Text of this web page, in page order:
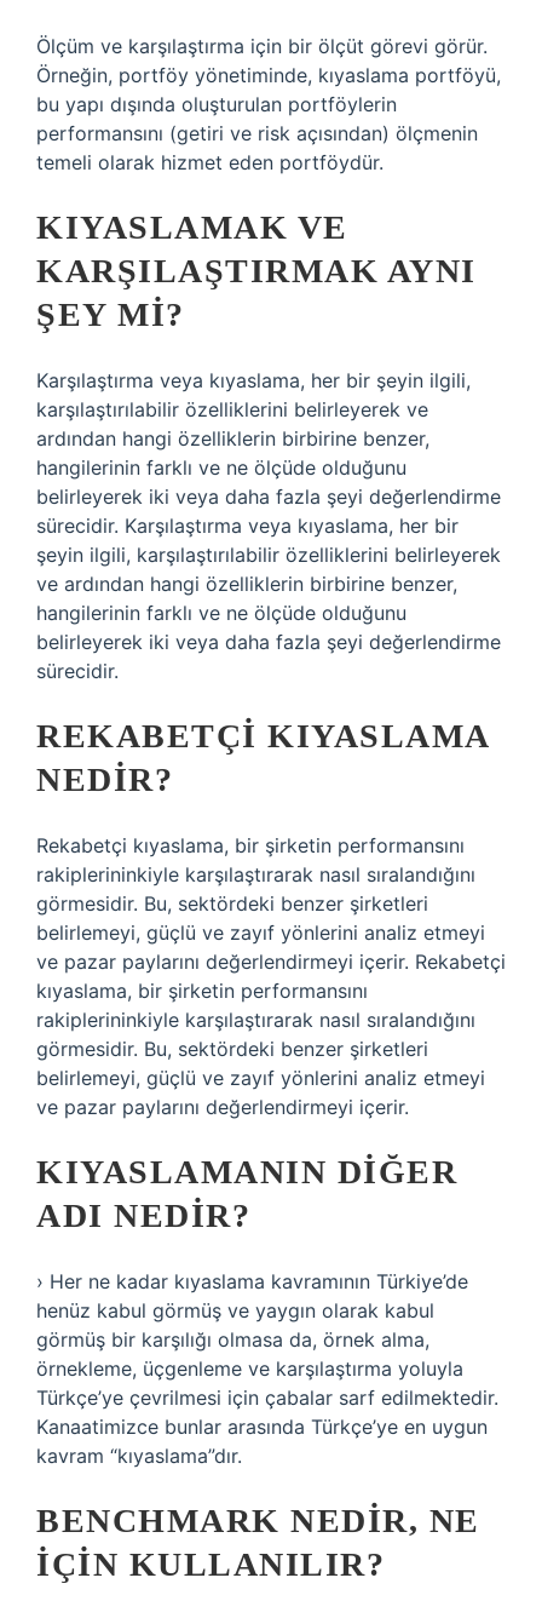
Ölçüm ve karşılaştırma için bir ölçüt görevi görür.
Örneğin, portföy yönetiminde, kıyaslama portföyü,
bu yapı dışında oluşturulan portföylerin
performansını (getiri ve risk açısından) ölçmenin
temeli olarak hizmet eden portföydür.
KIYASLAMAK VE
KARŞILAŞTIRMAK AYNI
ŞEY MI?
Karşılaştırma veya kıyaslama, her bir şeyin ilgili,
karşılaştırılabilir özelliklerini belirleyerek ve
ardından hangi özelliklerin birbirine benzer,
hangilerinin farklı ve ne ölçüde olduğunu
belirleyerek iki veya daha fazla şeyi değerlendirme
sürecidir. Karşılaştırma veya kıyaslama, her bir
şeyin ilgili, karşılaştırılabilir özelliklerini belirleyerek
ve ardından hangi özelliklerin birbirine benzer,
hangilerinin farklı ve ne ölçüde olduğunu
belirleyerek iki veya daha fazla şeyi değerlendirme
sürecidir.
REKABETÇI KIYASLAMA
NEDIR?
Rekabetçi kıyaslama, bir şirketin performansını
rakiplerininkiyle karşılaştırarak nasıl sıralandığını
görmesidir. Bu, sektördeki benzer şirketleri
belirlemeyi, güçlü ve zayıf yönlerini analiz etmeyi
ve pazar paylarını değerlendirmeyi içerir. Rekabetçi
kıyaslama, bir şirketin performansını
rakiplerininkiyle karşılaştırarak nasıl sıralandığını
görmesidir. Bu, sektördeki benzer şirketleri
belirlemeyi, güçlü ve zayıf yönlerini analiz etmeyi
ve pazar paylarını değerlendirmeyi içerir.
KIYASLAMANIN DIĞER
ADI NEDIR?
› Her ne kadar kıyaslama kavramının Türkiye’de
henüz kabul görmüş ve yaygın olarak kabul
görmüş bir karşılığı olmasa da, örnek alma,
örnekleme, üçgenleme ve karşılaştırma yoluyla
Türkçe’ye çevrilmesi için çabalar sarf edilmektedir.
Kanaatimizce bunlar arasında Türkçe’ye en uygun
kavram “kıyaslama”dır.
BENCHMARK NEDIR, NE
IÇIN KULLANILIR?